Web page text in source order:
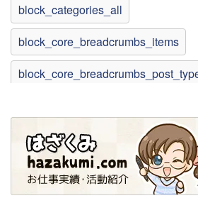
block_categories_all
block_core_breadcrumbs_items